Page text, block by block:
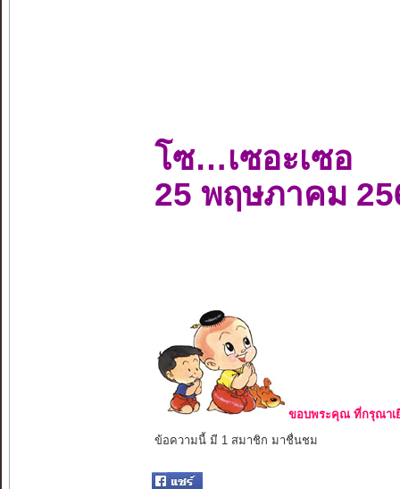
โซ…เซอะเซอ
25 พฤษภาคม
ขอบพระคุณ ที่กรุณาเ
ข้อความนี้ มี 1 สมาชิก มาชื่นชม